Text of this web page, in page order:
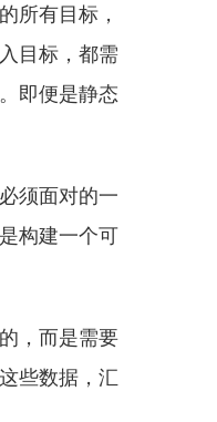
所有目标，
目标，都需
即便是静态
须面对的一
构建一个可
，而是需要
些数据，汇